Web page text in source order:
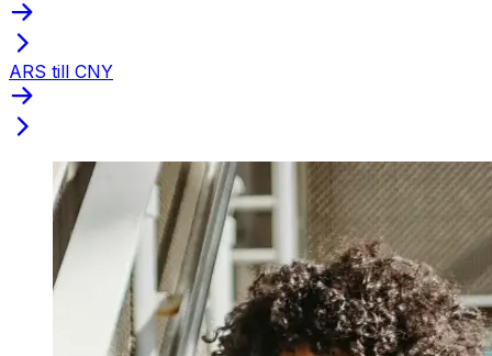
ARS till CNY